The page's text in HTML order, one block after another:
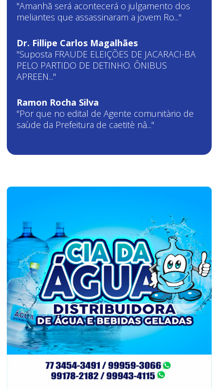
"Amanhã será acontecerá o julgamento dos
meliantes que assassinaram a jovem Ro..."
Dr. Fillipe Carlos Magalhães
"Suposta FRAUDE ELEIÇÕES DE JACARACI-BA
PELO PARTIDO DE DETINHO. ÔNIBUS
APREEN..."
Ramon Rocha Silva
"Por que no edital de Agente comunitàrio de
saùde da Prefeitura de caetitè nâ..."